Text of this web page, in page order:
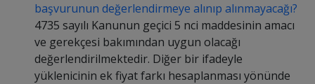
başvurunun değerlendirmeye alınıp alınmayacağı?
4735 sayılı Kanunun geçici 5 nci maddesinin amacı
ve gerekçesi bakımından uygun olacağı
değerlendirilmektedir. Diğer bir ifadeyle
yüklenicinin ek fiyat farkı hesaplanması yönünde